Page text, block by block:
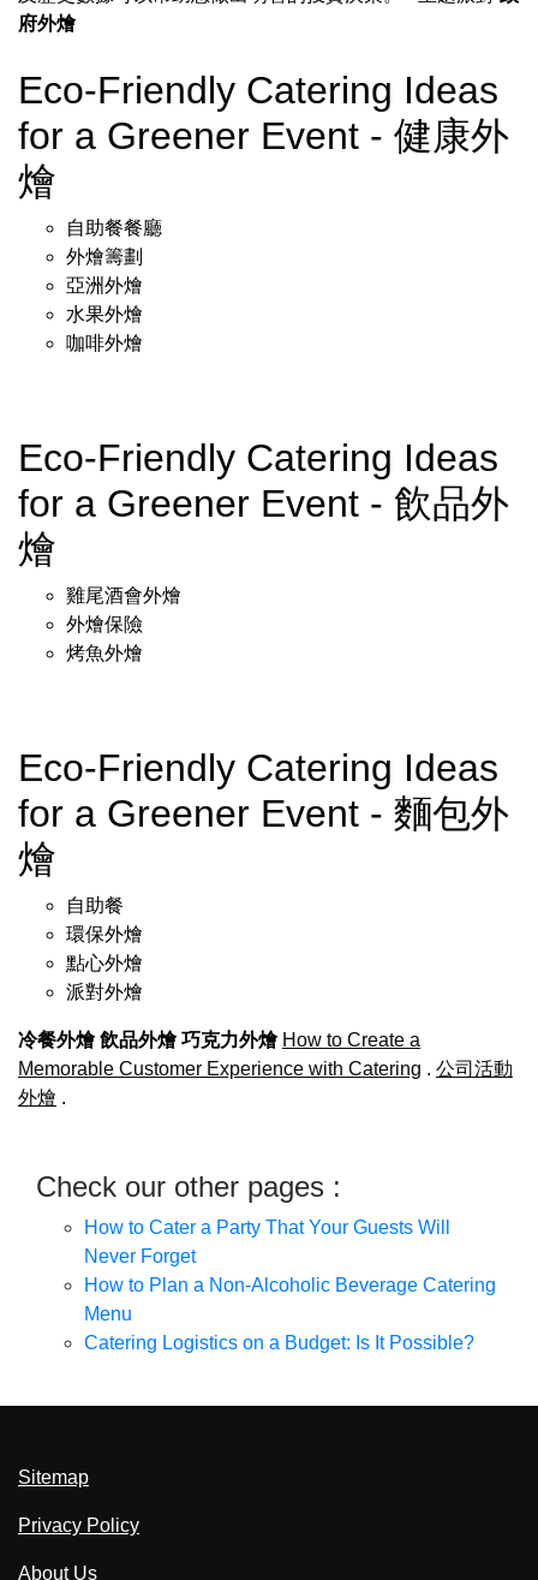
府外燴
Eco-Friendly Catering Ideas
for a Greener Event - 健康外
燴
自助餐餐廳
外燴籌劃
亞洲外燴
水果外燴
咖啡外燴
Eco-Friendly Catering Ideas
for a Greener Event - 飲品外
燴
雞尾酒會外燴
外燴保險
烤魚外燴
Eco-Friendly Catering Ideas
for a Greener Event - 麵包外
燴
自助餐
環保外燴
點心外燴
派對外燴
冷餐外燴 飲品外燴 巧克力外燴 How to Create a
Memorable Customer Experience with Catering . 公司活動
外燴 .
Check our other pages :
How to Cater a Party That Your Guests Will
Never Forget
How to Plan a Non-Alcoholic Beverage Catering
Menu
Catering Logistics on a Budget: Is It Possible?
Sitemap
Privacy Policy
About Us